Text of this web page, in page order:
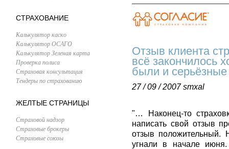
СТРАХОВАНИЕ
Калькулятор каско
Калькулятор ОСАГО
Калькулятор Зеленая карта
Проверка полиса
Страховая консультация
Тендеры по страхованию
ЖЕЛТЫЕ СТРАНИЦЫ
Страховой надзор
Страховые брокеры
Страховые союзы
Отзыв клиента
всё закончилось
были и
27 / 09 / 2007smxal
"… Наконец-то
написать свой отзыв
отзыв
угнали в начале